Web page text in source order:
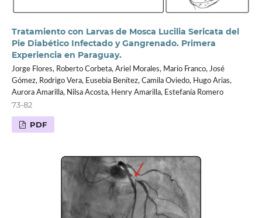
Tratamiento con Larvas de Mosca Lucilia Sericata del
Pie Diabético Infectado y Gangrenado. Primera
Experiencia en Paraguay.
Jorge Flores, Roberto Corbeta, Ariel Morales, Mario Franco, José
Gómez, Rodrigo Vera, Eusebia Benítez, Camila Oviedo, Hugo Arias,
Aurora Amarilla, Nilsa Acosta, Henry Amarilla, Estefanía Romero
73-82
PDF